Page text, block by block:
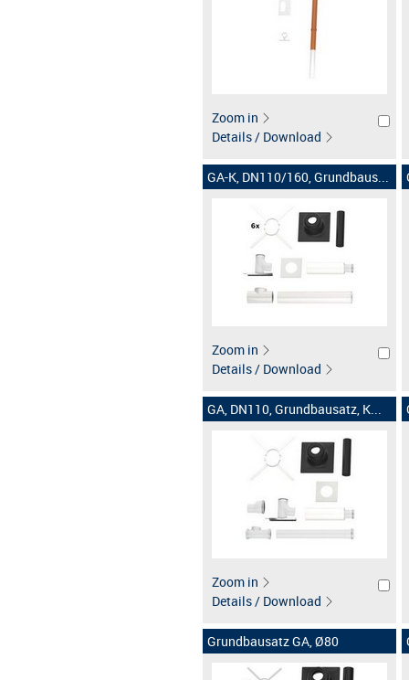
Zoom in
Details / Download
GA-K, DN110/160, Grundbaus...
Zoom in
Details / Download
GA, DN110, Grundbausatz, K...
Zoom in
Details / Download
Grundbausatz GA, Ø80